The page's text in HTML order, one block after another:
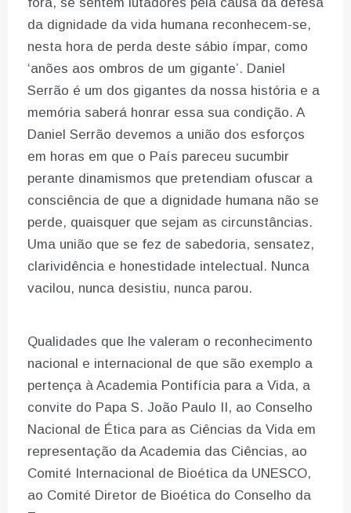
da dignidade da vida humana reconhecem-se,
nesta hora de perda deste sábio ímpar, como
‘anões aos ombros de um gigante’. Daniel
Serrão é um dos gigantes da nossa história e a
memória saberá honrar essa sua condição. A
Daniel Serrão devemos a união dos esforços
em horas em que o País pareceu sucumbir
perante dinamismos que pretendiam ofuscar a
consciência de que a dignidade humana não se
perde, quaisquer que sejam as circunstâncias.
Uma união que se fez de sabedoria, sensatez,
clarividência e honestidade intelectual. Nunca
vacilou, nunca desistiu, nunca parou.
Qualidades que lhe valeram o reconhecimento
nacional e internacional de que são exemplo a
pertença à Academia Pontifícia para a Vida, a
convite do Papa S. João Paulo II, ao Conselho
Nacional de Ética para as Ciências da Vida em
representação da Academia das Ciências, ao
Comité Internacional de Bioética da UNESCO,
ao Comité Diretor de Bioética do Conselho da